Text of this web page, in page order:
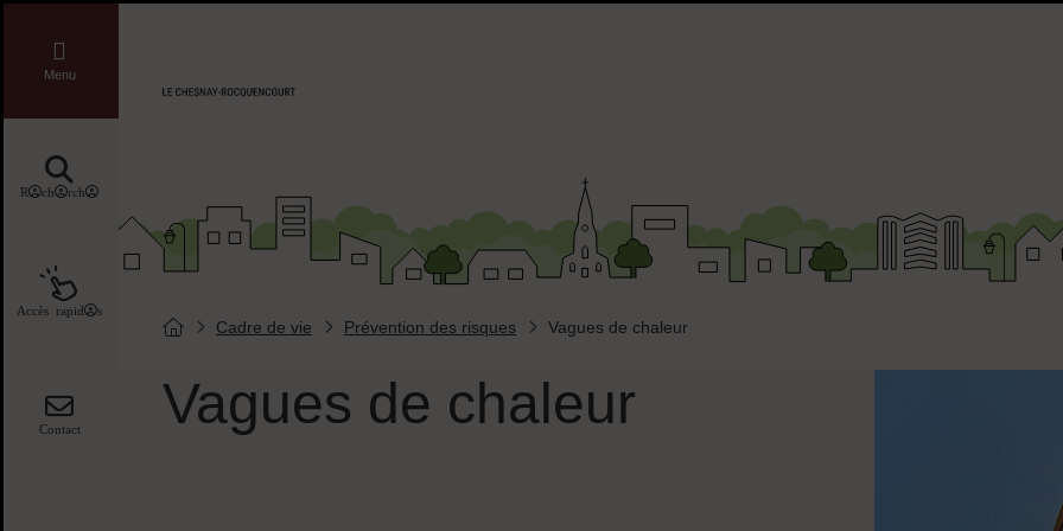
Menu
Recherche
Accès rapides
Contact Vagues de chaleur
Vous êtes ici :
Page d'accueil du site
Cadre de vie Prévention des risques Vagues de chaleur